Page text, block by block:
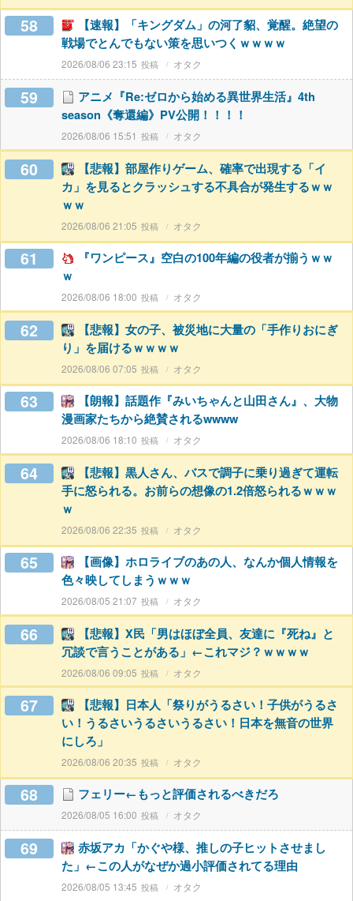
58
【速報】「キングダム」の河了貂、覚醒。絶望の
戦場でとんでもない策を思いつくｗｗｗｗ
2026/08/06 23:15 オタク
59
アニメ『Re:ゼロから始める異世界生活』4th
season《奪還編》PV公開！！！！
2026/08/06 15:51 オタク
60
【悲報】部屋作りゲーム、確率で出現する「イ
カ」を見るとクラッシュする不具合が発生するｗｗ
ｗｗ
2026/08/06 21:05 オタク
61
『ワンピース』空白の100年編の役者が揃うｗｗ
ｗ
2026/08/06 18:00 オタク
62
【悲報】女の子、被災地に大量の「手作りおにぎ
り」を届けるｗｗｗｗ
2026/08/06 07:05 オタク
63
【朗報】話題作『みいちゃんと山田さん』、大物
漫画家たちから絶賛されるwwww
2026/08/06 18:10 オタク
64
【悲報】黒人さん、バスで調子に乗り過ぎて運転
手に怒られる。お前らの想像の1.2倍怒られるｗｗｗ
ｗ
2026/08/06 22:35 オタク
65
【画像】ホロライブのあの人、なんか個人情報を
色々映してしまうｗｗｗ
2026/08/05 21:07 オタク
66
【悲報】X民「男はほぼ全員、友達に『死ね』と
冗談で言うことがある」←これマジ？ｗｗｗｗ
2026/08/06 09:05 オタク
67
【悲報】日本人「祭りがうるさい！子供がうるさ
い！うるさいうるさいうるさい！日本を無音の世界
にしろ」
2026/08/06 20:35 オタク
68 フェリー←もっと評価されるべきだろ
2026/08/05 16:00 オタク
69
赤坂アカ「かぐや様、推しの子ヒットさせまし
た」←この人がなぜか過小評価されてる理由
2026/08/05 13:45 オタク